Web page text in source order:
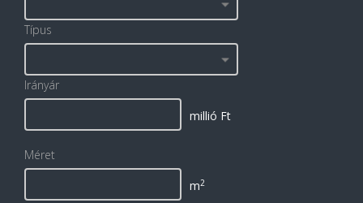
Típus
Irányár
millió Ft
Méret
m2